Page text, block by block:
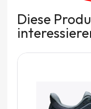
Diese